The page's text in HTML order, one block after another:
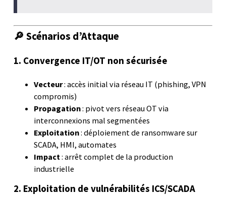
🔎 Scénarios d’Attaque
1. Convergence IT/OT non sécurisée
Vecteur: accès initial via réseau IT (phishing, VPN
compromis)
Propagation: pivot vers réseau OT via
interconnexions mal segmentées
Exploitation: déploiement de ransomware sur
SCADA, HMI, automates
Impact : arrêt complet de la production
industrielle
2. Exploitation de vulnérabilités ICS/SCADA